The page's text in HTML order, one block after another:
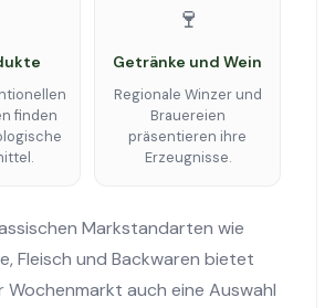
finden
🍷
Getränke und Wein
Regionale Winzer und
Brauereien
präsentieren ihre
Erzeugnisse.
Markstandarten wie
Fleisch und Backwaren bietet
Wochenmarkt auch eine Auswahl